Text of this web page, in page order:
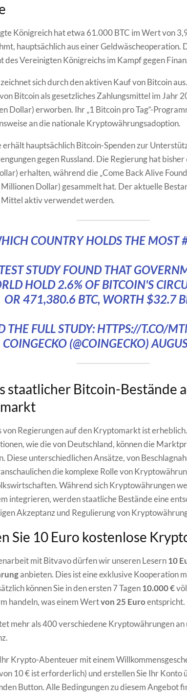
Königreich hat etwa 61.000 BTC im Wert von
hauptsächlich aus einer Geldwäscheoperation.
des Vereinigten Königreichs im Kampf gegen
sich durch den aktiven Kauf von Bitcoin
Bitcoin als gesetzliches Zahlungsmittel im Jahr
Dollar) erworben. Ihr „1 Bitcoin pro Tag“-
an die nationale Kryptowährungsadoption.
erhält hauptsächlich Bitcoin-Spenden zur
gegen Russland. Die Regierung hat
erhalten, während die „Come Back Alive
Dollar) gesammelt hat. Der aktuelle
Mittel aktiv verwendet werden.
COUNTRY HOLDS THE MOST
STUDY FOUND THAT
HOLD 2.6% OF BITCOIN'S
OR 471,380.6 BTC, WORTH $32.7
THE FULL STUDY:HTTPS://T.CO/
(@COINGECKO)
staatlicher Bitcoin-Bestände
von Regierungen auf den Kryptomarkt ist
wie die von Deutschland, können die
Diese unterschiedlichen Ansätze, von
die komplexe Rolle von
Während sich Kryptowährungen
integrieren, werden staatliche Bestände eine
Akzeptanz und Regulierung von
Sie 10 Euro kostenlose
mit Bitvavo dürfen wir unseren Lesern10
anbieten. Dies ist eine exklusive Kooperation
können Sie in den ersten 7 Tagen10.000 €
handeln, was einem Wertvon 25 Euroentspricht.
mehr als 400 verschiedene Kryptowährungen
Krypto-Abenteuer mit einem
10 € ist erforderlich) und erstellen Sie Ihr Konto
Button. Alle Bedingungen zu diesem Angebot